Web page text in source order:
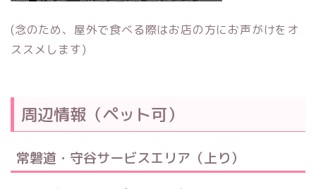
(念のため、屋外で食べる際はお店の方にお声がけをオ
ススメします)
周辺情報（ペット可）
常磐道・守谷サービスエリア（上り）